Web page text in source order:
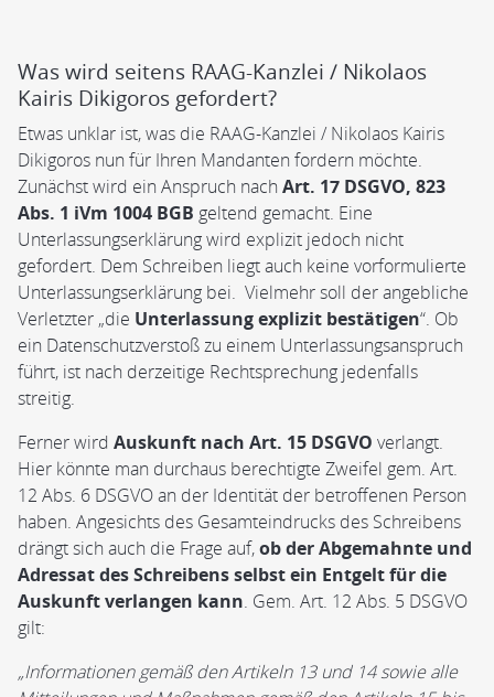
Was wird seitens RAAG-Kanzlei / Nikolaos
Kairis Dikigoros gefordert?
Etwas unklar ist, was die RAAG-Kanzlei / Nikolaos Kairis
Dikigoros nun für Ihren Mandanten fordern möchte.
Zunächst wird ein Anspruch nach Art. 17 DSGVO, 823
Abs. 1 iVm 1004 BGB geltend gemacht. Eine
Unterlassungserklärung wird explizit jedoch nicht
gefordert. Dem Schreiben liegt auch keine vorformulierte
Unterlassungserklärung bei. Vielmehr soll der angebliche
Verletzter „die Unterlassung explizit bestätigen“. Ob
ein Datenschutzverstoß zu einem Unterlassungsanspruch
führt, ist nach derzeitige Rechtsprechung jedenfalls
streitig.
Ferner wird Auskunft nach Art. 15 DSGVO verlangt.
Hier könnte man durchaus berechtigte Zweifel gem. Art.
12 Abs. 6 DSGVO an der Identität der betroffenen Person
haben. Angesichts des Gesamteindrucks des Schreibens
drängt sich auch die Frage auf,ob der Abgemahnte und
Adressat des Schreibens selbst ein Entgelt für die
Auskunft verlangen kann. Gem. Art. 12 Abs. 5 DSGVO
gilt:
„Informationen gemäß den Artikeln 13 und 14 sowie alle